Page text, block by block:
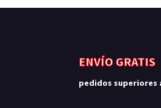
ENVÍO GRATIS
pedidos superiores